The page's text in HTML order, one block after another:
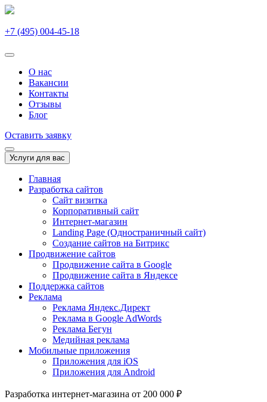
+7 (495) 004-45-18
О нас
Вакансии
Контакты
Отзывы
Блог
Оставить заявку
Услуги для вас
Главная
Разработка сайтов
Сайт визитка
Корпоративный сайт
Интернет-магазин
Landing Page (Одностраничный сайт)
Создание сайтов на Битрикс
Продвижение сайтов
Продвижение сайта в Google
Продвижение сайта в Яндексе
Поддержка сайтов
Реклама
Реклама Яндекс.Директ
Реклама в Google AdWords
Реклама Бегун
Медийная реклама
Мобильные приложения
Приложения для iOS
Приложения для Android
Разработка интернет-магазина от 200 000 ₽